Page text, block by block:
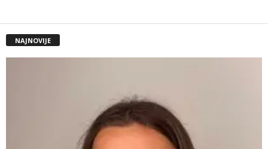
NAJNOVIJE